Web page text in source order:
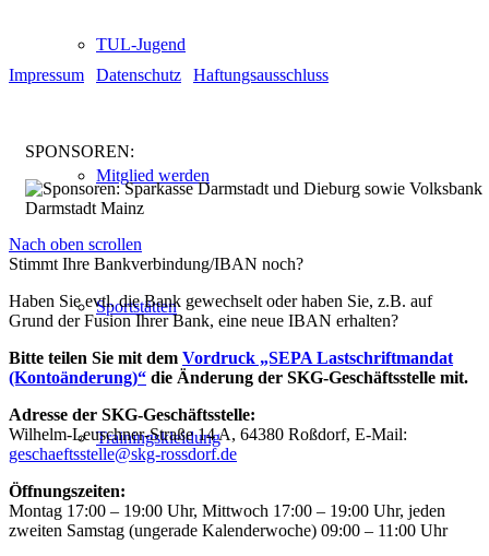
TUL-Jugend
Mitglied werden
Sportstätten
Trainingskleidung
Impressum Datenschutz Haftungsausschluss
SPONSOREN:
Nach oben scrollen
Stimmt Ihre Bankverbindung/IBAN noch?
Haben Sie evtl. die Bank gewechselt oder haben Sie, z.B. auf
Grund der Fusion Ihrer Bank, eine neue IBAN erhalten?
Bitte teilen Sie mit dem Vordruck „SEPA Lastschriftmandat
(Kontoänderung)“ die Änderung der SKG-Geschäftsstelle mit.
Adresse der SKG-Geschäftsstelle:
Wilhelm-Leuschner-Straße 14 A, 64380 Roßdorf, E-Mail:
geschaeftsstelle@skg-rossdorf.de
Öffnungszeiten:
Montag 17:00 – 19:00 Uhr, Mittwoch 17:00 – 19:00 Uhr, jeden
zweiten Samstag (ungerade Kalenderwoche) 09:00 – 11:00 Uhr